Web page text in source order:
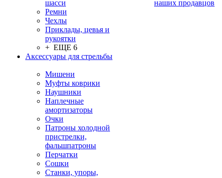
шасси
Ремни
Чехлы
Приклады, цевья и
рукоятки
+ ЕЩЕ 6
Аксессуары для стрельбы
Мишени
Муфты коврики
Наушники
Наплечные
амортизаторы
Очки
Патроны холодной
пристрелки,
фальшпатроны
Перчатки
Сошки
Станки, упоры,
наших продавцов